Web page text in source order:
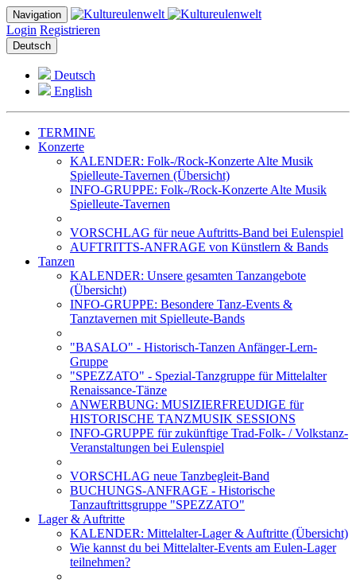
Navigation
Login Registrieren
Deutsch
Deutsch
English
TERMINE
Konzerte
KALENDER: Folk-/Rock-Konzerte Alte Musik
Spielleute-Tavernen (Übersicht)
INFO-GRUPPE: Folk-/Rock-Konzerte Alte Musik
Spielleute-Tavernen
VORSCHLAG für neue Auftritts-Band bei Eulenspiel
AUFTRITTS-ANFRAGE von Künstlern & Bands
Tanzen
KALENDER: Unsere gesamten Tanzangebote
(Übersicht)
INFO-GRUPPE: Besondere Tanz-Events &
Tanztavernen mit Spielleute-Bands
"BASALO" - Historisch-Tanzen Anfänger-Lern-
Gruppe
"SPEZZATO" - Spezial-Tanzgruppe für Mittelalter
Renaissance-Tänze
ANWERBUNG: MUSIZIERFREUDIGE für
HISTORISCHE TANZMUSIK SESSIONS
INFO-GRUPPE für zukünftige Trad-Folk- / Volkstanz-
Veranstaltungen bei Eulenspiel
VORSCHLAG neue Tanzbegleit-Band
BUCHUNGS-ANFRAGE - Historische
Tanzauftrittsgruppe "SPEZZATO"
Lager & Auftritte
KALENDER: Mittelalter-Lager & Auftritte (Übersicht)
Wie kannst du bei Mittelalter-Events am Eulen-Lager
teilnehmen?